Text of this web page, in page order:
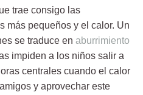
trae consigo las
más pequeños y el calor. Un
se traduce en aburrimiento
impiden a los niños salir a
centrales cuando el calor
y aprovechar este